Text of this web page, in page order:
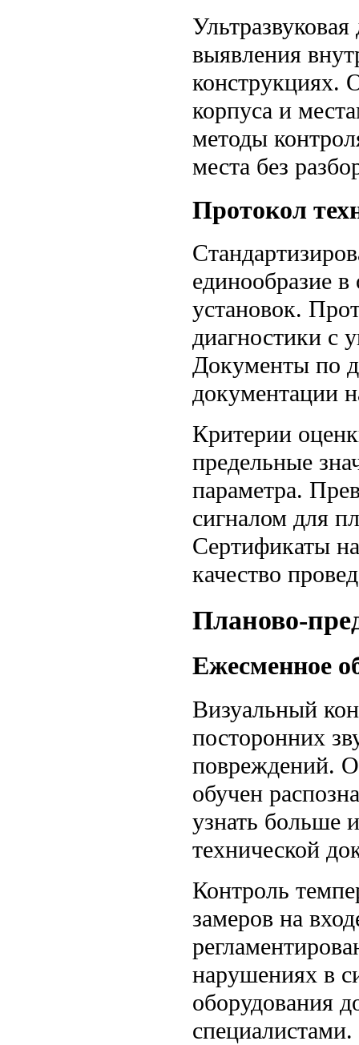
выявления
конструкциях.
корпуса и
методы
места без
Протокол
единообразие
установок.
диагностики с
Документы по
документации
Критерии
предельные
параметра.
сигналом для
Сертификаты
качество
Планово-
Ежесменное
Визуальный
посторонних
повреждений.
обучен
узнать больше
технической
Контроль
замеров на
нарушениях в
оборудования
специалистами.